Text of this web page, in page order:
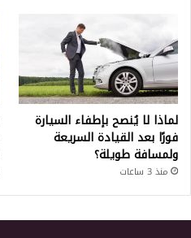
لماذا لا يُنصح بإطفاء السيارة
فورًا بعد القيادة السريعة
ولمسافة طويلة؟
منذ 3 ساعات